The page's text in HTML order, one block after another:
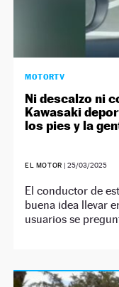
MOTORTV
Ni descalzo ni
Kawasaki
los pies y la
EL MOTOR |25/03/2025
El conductor de
buena idea llevar
usuarios se